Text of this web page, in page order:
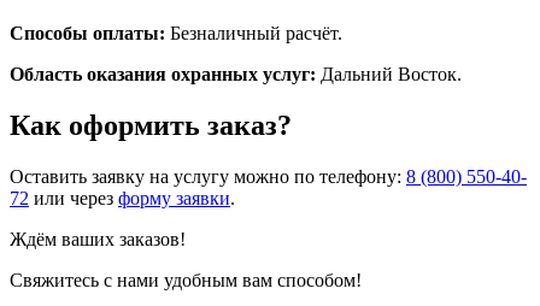
Способы оплаты: Безналичный расчёт.
Область оказания охранных услуг: Дальний Восток.
Как оформить заказ?
Оставить заявку на услугу можно по телефону: 8 (800) 550-40-
72 или через форму заявки.
Ждём ваших заказов!
Свяжитесь с нами удобным вам способом!